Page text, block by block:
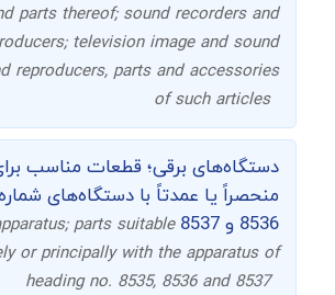
parts thereof; sound recorders and
television image and sound
reproducers, parts and accessories
of such articles
دستگاه‌های برقی؛ قطعات مناسب
8536 و 8537
parts suitable
or principally with the apparatus of
heading no. 8535, 8536 and 8537